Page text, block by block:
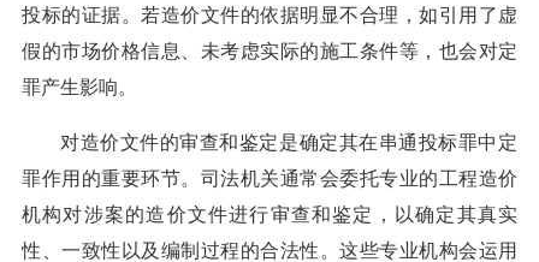
投标的证据。若造价文件的依据明显不合理，如引用了虚
假的市场价格信息、未考虑实际的施工条件等，也会对定
罪产生影响。
对造价文件的审查和鉴定是确定其在串通投标罪中定
罪作用的重要环节。司法机关通常会委托专业的工程造价
机构对涉案的造价文件进行审查和鉴定，以确定其真实
性、一致性以及编制过程的合法性。这些专业机构会运用